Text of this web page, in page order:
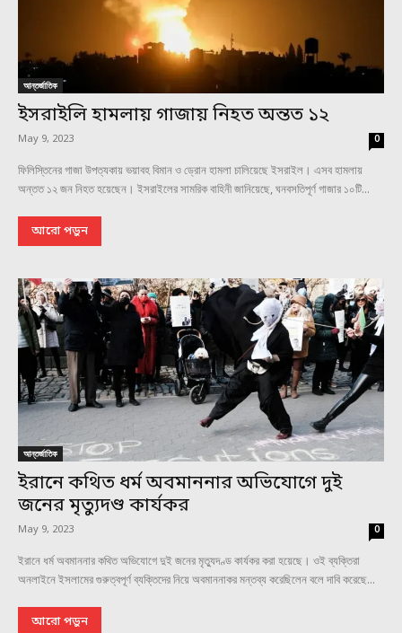
আন্তর্জাতিক
ইসরাইলি হামলায় গাজায় নিহত অন্তত ১২
May 9, 2023 0
ফিলিস্তিনের গাজা উপত্যকায় ভয়াবহ বিমান ও ড্রোন হামলা চালিয়েছে ইসরাইল। এসব হামলায়
অন্তত ১২ জন নিহত হয়েছেন। ইসরাইলের সামরিক বাহিনী জানিয়েছে, ঘনবসতিপূর্ণ গাজার ১০টি...
আরো পড়ুন
আন্তর্জাতিক
ইরানে কথিত ধর্ম অবমাননার অভিযোগে দুই
জনের মৃত্যুদণ্ড কার্যকর
May 9, 2023 0
ইরানে ধর্ম অবমাননার কথিত অভিযোগে দুই জনের মৃত্যুদণ্ড কার্যকর করা হয়েছে। ওই ব্যক্তিরা
অনলাইনে ইসলামের গুরুত্বপূর্ণ ব্যক্তিদের নিয়ে অবমাননাকর মন্তব্য করেছিলেন বলে দাবি করেছে...
আরো পড়ুন